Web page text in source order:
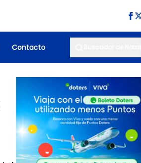
Contacto